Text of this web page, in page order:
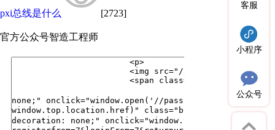
pxi总线是什么 [2723]
官方公众号智造工程师
客服
小程序
公众号